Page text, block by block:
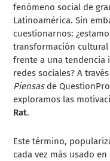
fenómeno social de
Latinoamérica. Sin
cuestionarnos:
transformación
frente a una tendencia
redes sociales? A
Piensasde
exploramos las
Rat.
Este término,
cada vez más usado